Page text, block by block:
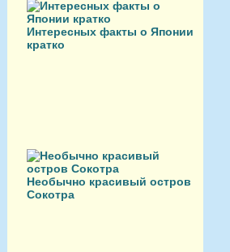
Интересных факты о Японии
кратко
Необычно красивый остров
Сокотра